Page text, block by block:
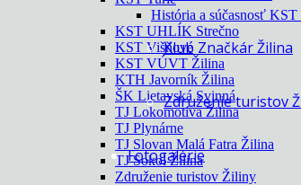
Klub Značkár Žilina
Združenie turistov
Fotogalérie
História a súčasnosť KST
KST UHLÍK Strečno
KST Višňové
KST VÚVT Žilina
KTH Javorník Žilina
ŠK Lietavská Svinná
TJ Lokomotíva Žilina
TJ Plynárne
TJ Slovan Malá Fatra Žilina
TJ Sokol Žilina
Združenie turistov Žiliny